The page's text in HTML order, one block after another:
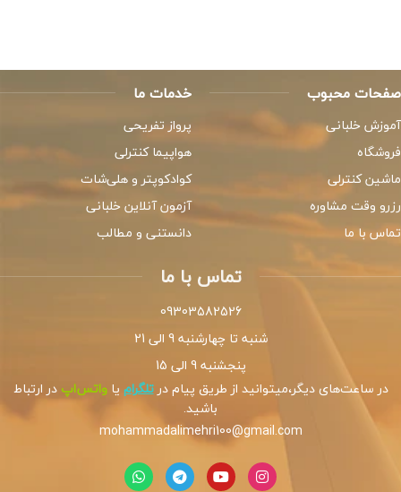
صفحات محبوب
آموزش خلبانی
فروشگاه
ماشین کنترلی
رزرو وقت مشاوره
تماس با ما
خدمات ما
پرواز تفریحی
هواپیما کنترلی
کوادکوپتر و هلی‌شات
آزمون آنلاین خلبانی
دانستنی و مطالب
تماس با ما
09303582526
شنبه تا چهارشنبه 9 الی 21
پنجشنبه 9 الی 15
در ساعت‌های دیگر،میتوانید از طریق پیام درتلگرام یاواتس‌اپدر ارتباط
باشید.
mohammadalimehri100@gmail.com